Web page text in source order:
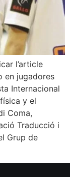
l’article
en jugadores
Internacional
y el
Coma,
Traducció i
Grup de